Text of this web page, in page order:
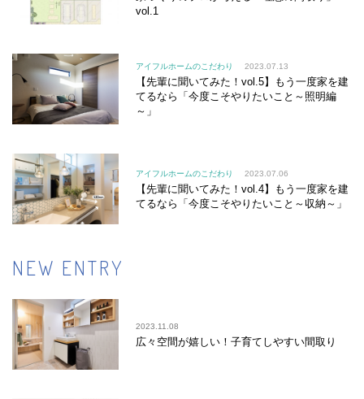
vol.1
アイフルホームのこだわり 2023.07.13
【先輩に聞いてみた！vol.5】もう一度家を建
てるなら「今度こそやりたいこと～照明編
～」
アイフルホームのこだわり 2023.07.06
【先輩に聞いてみた！vol.4】もう一度家を建
てるなら「今度こそやりたいこと～収納～」
NEW ENTRY
2023.11.08
広々空間が嬉しい！子育てしやすい間取り